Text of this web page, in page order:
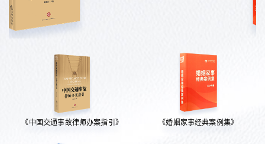
《中国交通事故律师办案指引》 《婚姻家事经典案例集》